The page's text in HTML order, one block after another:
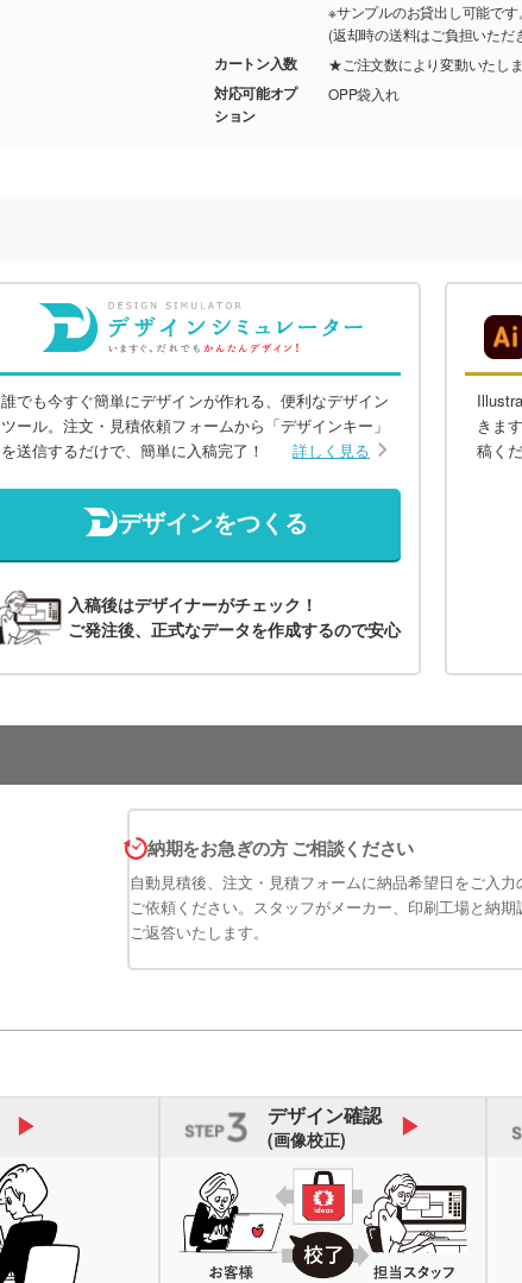
※サンプルのお貸出し可能で
(返却時の送料はご負担いただ
カートン入数 ★ご注文数により変動いたし
対応可能オプ
ション
OPP袋入れ
誰でも今すぐ簡単にデザインが作れる、便利なデザイン
ツール。注文・見積依頼フォームから「デザインキー」
を送信するだけで、簡単に入稿完了！
詳しく見る
デザインをつくる
入稿後はデザイナーがチェック！
ご発注後、正式なデータを作成するので安心
きま
稿く
納期をお急ぎの方 ご相談ください
自動見積後、注文・見積フォームに納品希望日をご入力
ご依頼ください。スタッフがメーカー、印刷工場と納期
ご返答いたします。
デザイン確認
(画像校正)